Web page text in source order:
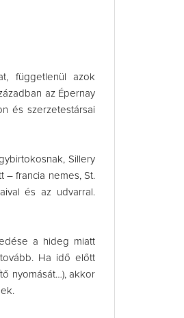
függetlenül azok
az Épernay
és szerzetestársai
Sillery
– francia nemes, St.
és az udvarral.
a hideg miatt
Ha idő előtt
nyomását…), akkor